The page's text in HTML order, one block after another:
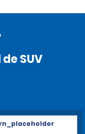
SUV